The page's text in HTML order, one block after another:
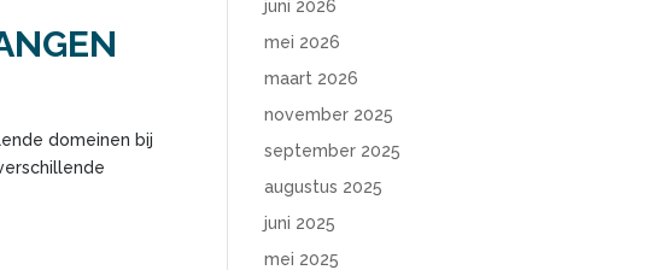
domeinen bij
juni 2026
mei 2026
maart 2026
november 2025
september 2025
augustus 2025
juni 2025
mei 2025